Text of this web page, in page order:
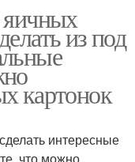
яичных
из под
картонок
интересные